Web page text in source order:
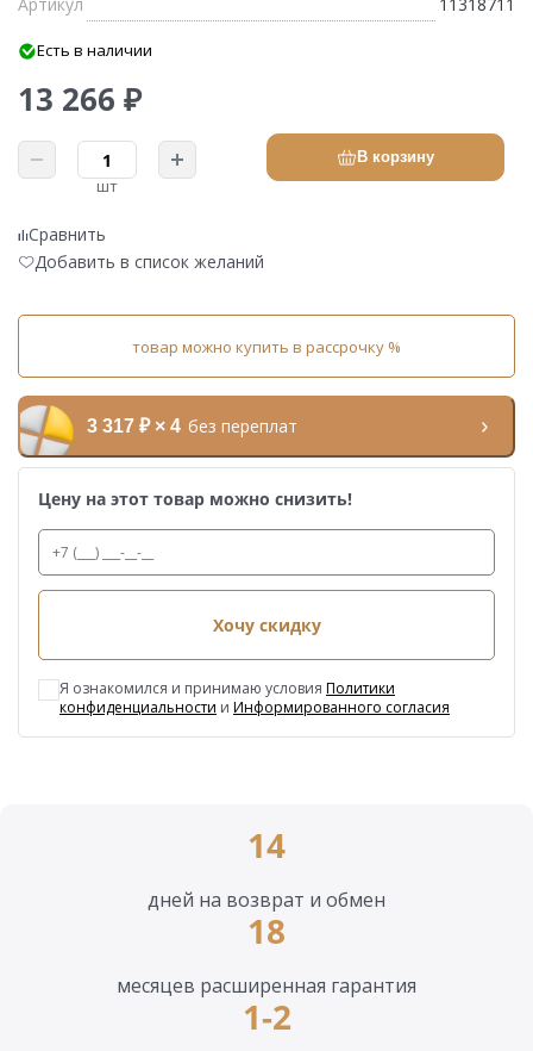
Артикул 11318711
Есть в наличии
13 266 ₽
шт
В корзину
Сравнить
Добавить в список желаний
товар можно купить в рассрочку %
3 317 ₽ × 4 без переплат
Цену на этот товар можно снизить!
Хочу скидку
Я ознакомился и принимаю условия Политики
конфиденциальности и Информированного согласия
14
дней на возврат и обмен
18
месяцев расширенная гарантия
1-2